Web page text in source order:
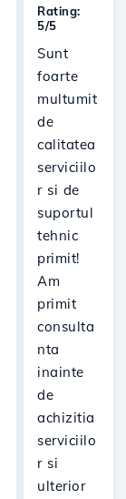
Rating:
5/5
Sunt
foarte
multumit
de
calitatea
serviciilo
r si de
suportul
tehnic
primit!
Am
primit
consulta
nta
inainte
de
achizitia
serviciilo
r si
ulterior